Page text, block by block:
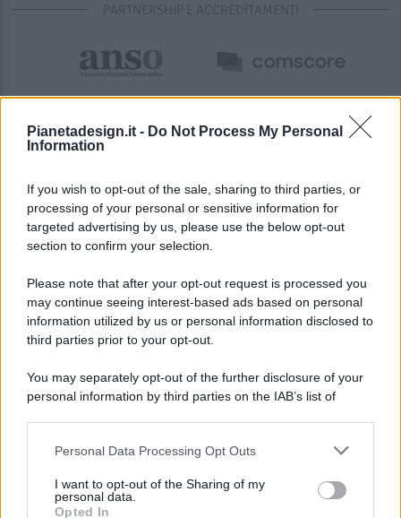
Pianetadesign.it - Do Not Process My Personal
Information
If you wish to opt-out of the sale, sharing to third parties, or
processing of your personal or sensitive information for
targeted advertising by us, please use the below opt-out
section to confirm your selection.
Please note that after your opt-out request is processed you
may continue seeing interest-based ads based on personal
information utilized by us or personal information disclosed to
third parties prior to your opt-out.
You may separately opt-out of the further disclosure of your
personal information by third parties on the IAB’s list of
This information may also be disclosed by us to third parties
disclose it to other third parties.
Personal Data Processing Opt Outs
I want to opt-out of the Sharing of my
personal data.
Opted In
PARTNERSHIP E ACCREDITAMENTI
© 2026 - Pianeta Design - P.IVA 04827280654 - Testata
Registrata Al Tribunale Di Nocera Inferiore N. 8/2020 - RG N.
ISCRIZIONE AL ROC N. 35792 – ISCRITTA ALL’ANSO
(ASSOCIAZIONE NAZIONALE STAMPA ONLINE)
PREFERENZE PRIVACY